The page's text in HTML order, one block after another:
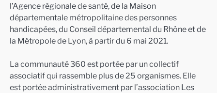
l’Agence régionale de santé, de la Maison
départementale métropolitaine des personnes
handicapées, du Conseil départemental du Rhône et de
la Métropole de Lyon, à partir du 6 mai 2021.
La communauté 360 est portée par un collectif
associatif qui rassemble plus de 25 organismes. Elle
est portée administrativement par l’association Les